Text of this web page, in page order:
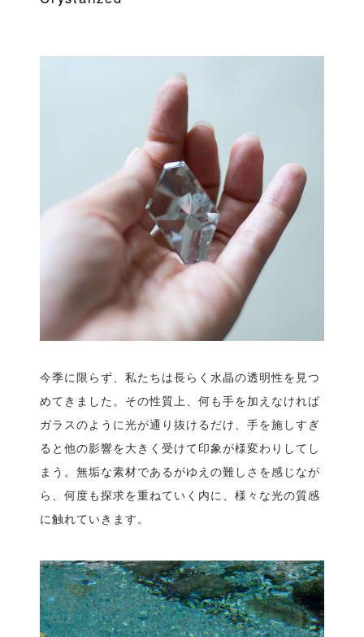
今季に限らず、私たちは長らく水晶の透明性を見つ
めてきました。その性質上、何も手を加えなければ
ガラスのように光が通り抜けるだけ、手を施しすぎ
ると他の影響を大きく受けて印象が様変わりしてし
まう。無垢な素材であるがゆえの難しさを感じなが
ら、何度も探求を重ねていく内に、様々な光の質感
に触れていきます。